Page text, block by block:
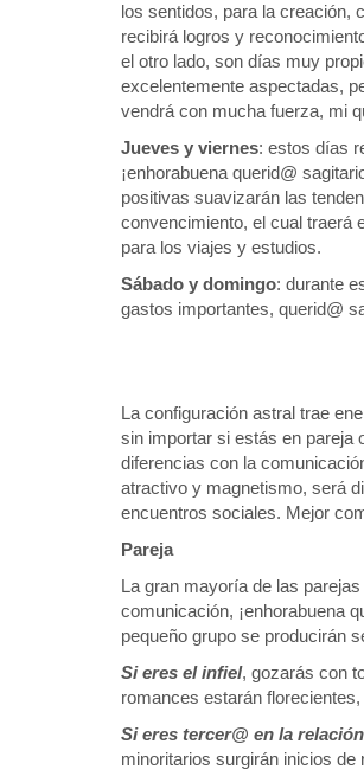
los sentidos, para la creación,
recibirá logros y
el otro lado, son días muy
excelentemente aspectadas,
vendrá con mucha fuerza, mi
Jueves y viernes: estos días
¡enhorabuena querid@
positivas suavizarán las
convencimiento, el cual traerá
para los viajes y estudios.
Sábado y domingo: durante
gastos importantes, querid@
La configuración astral trae
sin importar si estás en pareja
diferencias con la
atractivo y magnetismo, será
encuentros sociales. Mejor
Pareja
La gran mayoría de las
comunicación, ¡enhorabuena
pequeño grupo se producirán
Si eres el infiel, gozarás con
romances estarán
Si eres tercer@ en la relación
minoritarios surgirán inicios de